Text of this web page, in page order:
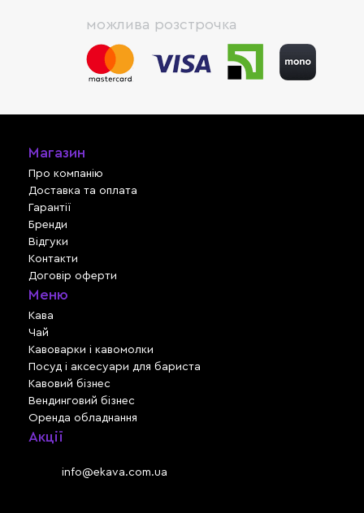
можлива розстрочка
Магазин
Про компанію
Доставка та оплата
Гарантії
Бренди
Відгуки
Контакти
Договір оферти
Меню
Кава
Чай
Кавоварки і кавомолки
Посуд і аксесуари для бариста
Кавовий бізнес
Вендинговий бізнес
Оренда обладнання
Акції
info@ekava.com.ua